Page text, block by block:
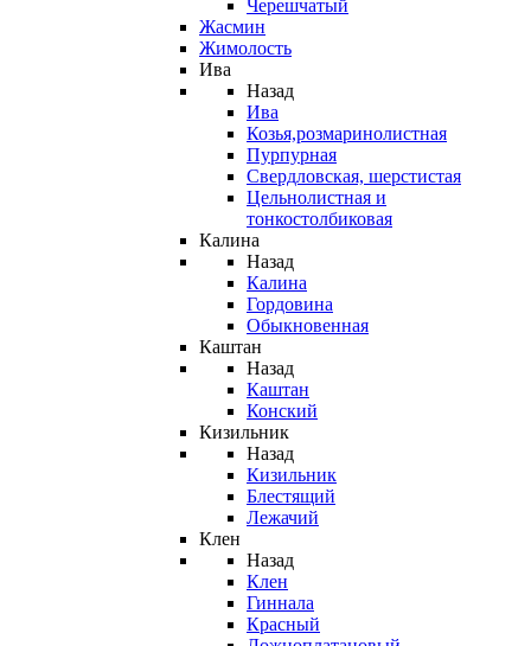
Черешчатый
Жасмин
Жимолость
Ива
Назад
Ива
Козья,розмаринолистная
Пурпурная
Свердловская, шерстистая
Цельнолистная и
тонкостолбиковая
Калина
Назад
Калина
Гордовина
Обыкновенная
Каштан
Назад
Каштан
Конский
Кизильник
Назад
Кизильник
Блестящий
Лежачий
Клен
Назад
Клен
Гиннала
Красный